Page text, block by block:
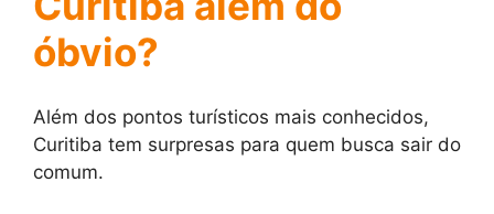
óbvio?
Além dos pontos turísticos mais conhecidos,
Curitiba tem surpresas para quem busca sair do
comum.